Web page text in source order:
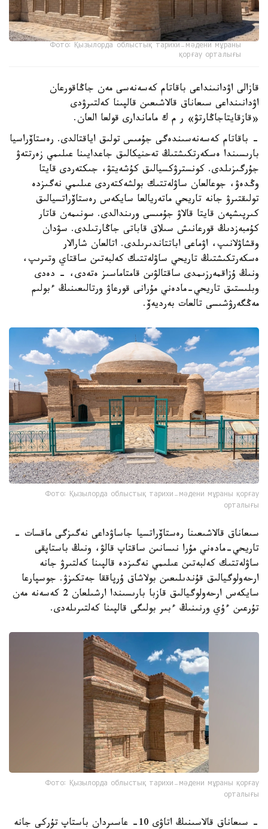
Фото: Қызылорда облыстық тарихи-мәдени мұраны
қорғау орталығы
قازالى اۋدانىنداعى باقاتام كەسەنەسى مەن جاڭاقورعان
اۋدانىنداعى سىعاناق قالاشىعىن قالپىنا كەلتىرۋدى
«قازقايتاجاڭارتۋ» ر م ك ماماندارى قولعا العان.
- باقاتام كەسەنەسىندەگى جۇمىس تولىق اياقتالدى. رەستاۆراسيا
بارىسىندا ەسكەرتكىشتىڭ تەحنيكالىق جاعدايىنا عىلىمي زەرتتەۋ
جۇرگىزىلدى. كونسترۋكسيالىق كۇشەيتۋ، جىكتەردى قايتا
وڭدەۋ، جوعالعان ساۋلەتتىك بولشەكتەردى عىلىمي نەگىزدە
تولىقتىرۋ جانە تاريحي ماتەريالعا سايكەس رەستاۆراتسيالىق
كىرپىشپەن قايتا قالاۋ جۇمىسى ورىندالدى. سونىمەن قاتار
كۇمبەزدىڭ قورعانىش سىلاق قاباتى جاڭارتىلدى. سۋدان
وقشاۋلانىپ، اۋماعى اباتتاندىرىلدى. اتالعان شارالار
ەسكەرتكىشتىڭ تاريحي ساۋلەتتىك كەلبەتىن ساقتاي وتىرىپ،
ونىڭ ۇزاقمەرزىمدى ساقتالۋىن قامتاماسىز ەتەدى، - دەدى
وبلىستىق تاريحي-مادەني مۇرانى قورعاۋ ورتالىعىنىڭ ءبولىم
مەڭگەرۋشىسى تالعات بەرديەۆ.
Фото: Қызылорда облыстық тарихи-мәдени мұраны қорғау
орталығы
سىعاناق قالاشىعىنا رەستاۆراتسيا جاساۋداعى نەگىزگى ماقسات -
تاريحي-مادەني مۇرا نىسانىن ساقتاپ قالۋ، ونىڭ باستاپقى
ساۋلەتتىك كەلبەتىن عىلىمي نەگىزدە قالپىنا كەلتىرۋ جانە
ارحەولوگيالىق قۇندىلىعىن بولاشاق ۇرپاققا جەتكىزۋ. جوسپارعا
سايكەس ارحەولوگيالىق قازبا بارىسىندا ارشىلعان 2 كەسەنە مەن
تۇرعىن ءۇي ورنىنىڭ ءبىر بولىگى قالپىنا كەلتىرىلەدى.
Фото: Қызылорда облыстық тарихи-мәдени мұраны қорғау
орталығы
- سىعاناق قالاسىنىڭ اتاۋى 10- عاسىردان باستاپ تۇركى جانە